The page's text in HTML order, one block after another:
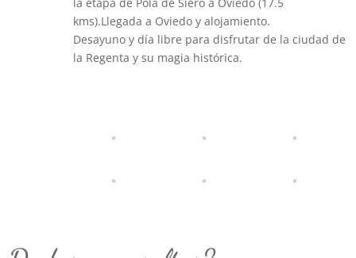
kms).Llegada a Oviedo y alojamiento.
Desayuno y día libre para disfrutar de la ciudad de
la Regenta y su magia histórica.